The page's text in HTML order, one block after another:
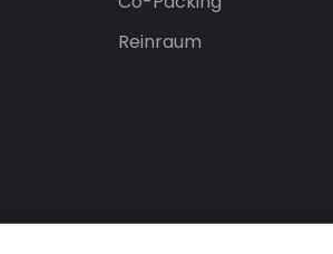
Reinraum